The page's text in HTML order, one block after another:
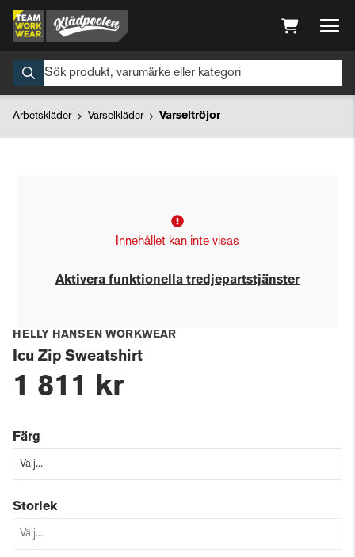
Arbetskläder Varselkläder Varseltröjor
Innehållet kan inte visas
Aktivera funktionella tredjepartstjänster
HELLY HANSEN WORKWEAR
Icu Zip Sweatshirt
1 811 kr
Färg
Storlek